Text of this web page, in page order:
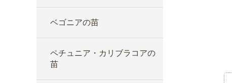
ベゴニアの苗
ペチュニア・カリブラコアの
苗